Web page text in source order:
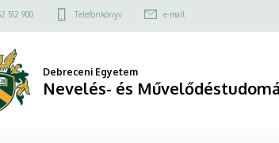
512 900 Telefonkönyv e-mail
Debreceni Egyetem
Nevelés- és